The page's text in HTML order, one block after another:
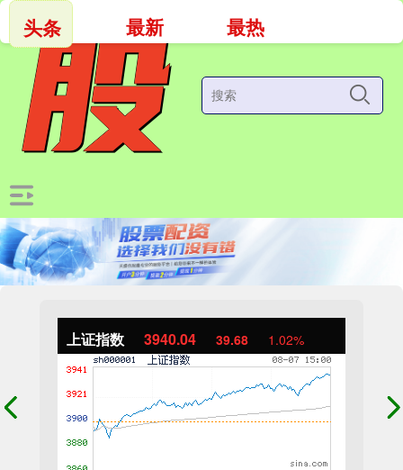
上证指数 3940.04 39.68 1.02%
头条 最新 最热